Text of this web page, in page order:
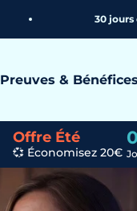
30 jours d'essai
Preuves & Bénéfices
Offre Été
💞 Économisez 20€